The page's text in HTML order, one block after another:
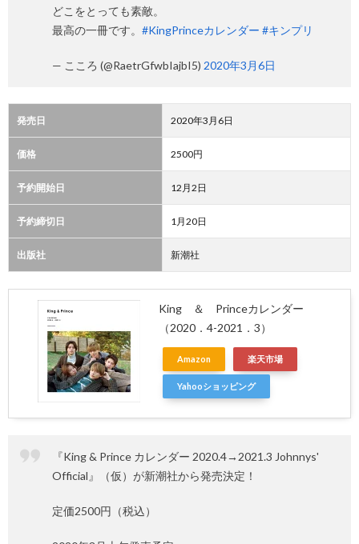
どこをとっても素敵。
最高の一冊です。 #KingPrinceカレンダー #キンプリ
— こころ (@RaetrGfwbIajbI5) 2020年3月6日
発売日 2020年3月6日
価格 2500円
予約開始日 12月2日
予約締切日 1月20日
出版社 新潮社
King ＆ Princeカレンダー
（2020．4-2021．3）
Amazon 楽天市場
Yahooショッピング
『King & Prince カレンダー 2020.4→2021.3 Johnnys'
Official』（仮）が新潮社から発売決定！
定価2500円（税込）